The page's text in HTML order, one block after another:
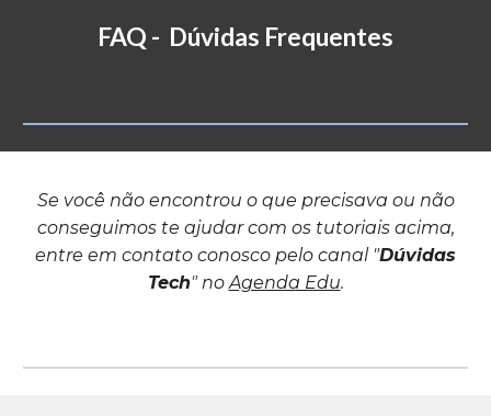
FAQ - Dúvidas Frequentes
Se você não encontrou o que precisava ou não
conseguimos te ajudar com os tutoriais acima,
entre em contato conosco pelo canal "Dúvidas
Tech" noAgenda Edu.